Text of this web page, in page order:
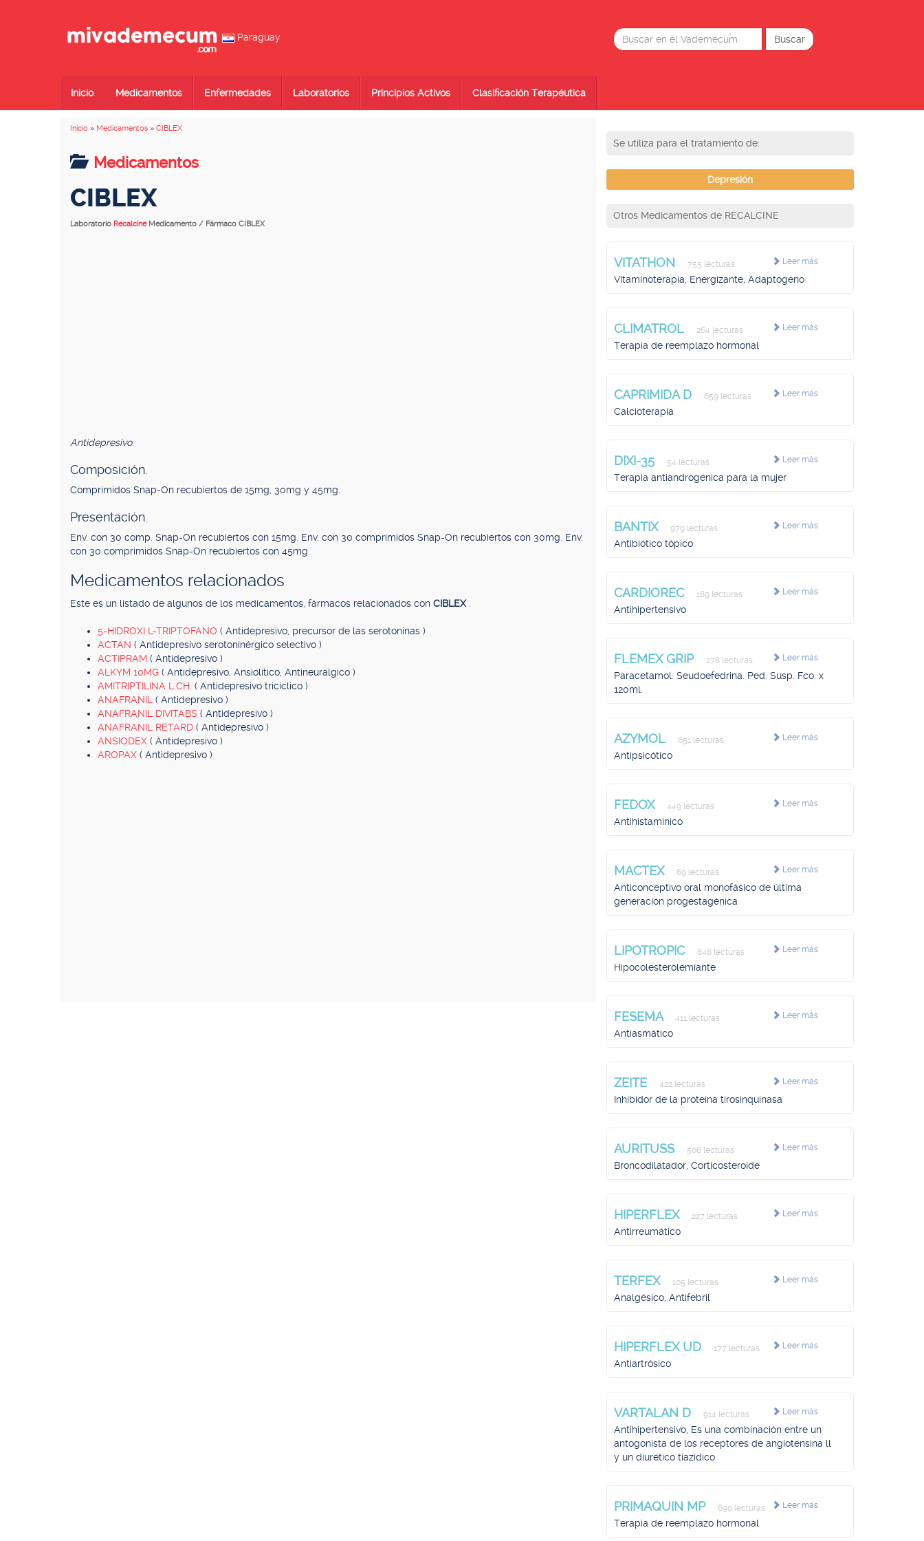
Paraguay
Inicio Medicamentos Enfermedades Laboratorios Principios Activos Clasificación Terapéutica
Inicio » Medicamentos » CIBLEX
Medicamentos
CIBLEX
Laboratorio Recalcine Medicamento / Fármaco CIBLEX
Antidepresivo.
Composición.
Comprimidos Snap-On recubiertos de 15mg, 30mg y 45mg.
Presentación.
Env. con 30 comp. Snap-On recubiertos con 15mg. Env. con 30 comprimidos Snap-On recubiertos con 30mg. Env.
con 30 comprimidos Snap-On recubiertos con 45mg.
Medicamentos relacionados
Este es un listado de algunos de los medicamentos, fármacos relacionados con CIBLEX
5-HIDROXI L-TRIPTOFANO ( Antidepresivo, precursor de las serotoninas )
ACTAN ( Antidepresivo serotoninérgico selectivo )
ACTIPRAM ( Antidepresivo )
ALKYM 10MG ( Antidepresivo, Ansiolítico, Antineurálgico )
AMITRIPTILINA L.CH. ( Antidepresivo tricíclico )
ANAFRANIL ( Antidepresivo )
ANAFRANIL DIVITABS ( Antidepresivo )
ANAFRANIL RETARD ( Antidepresivo )
ANSIODEX ( Antidepresivo )
AROPAX ( Antidepresivo )
Se utiliza para el tratamiento de:
Depresión
Otros Medicamentos de RECALCINE
Leer más
VITATHON 755 lecturas
Vitaminoterapia, Energizante, Adaptogeno
Leer más
CLIMATROL 264 lecturas
Terapia de reemplazo hormonal
Leer más
CAPRIMIDA D 659 lecturas
Calcioterapia
Leer más
DIXI-35 54 lecturas
Terapia antiandrogénica para la mujer
Leer más
BANTIX 979 lecturas
Antibiótico tópico
Leer más
CARDIOREC 189 lecturas
Antihipertensivo
Leer más
FLEMEX GRIP 278 lecturas
Paracetamol. Seudoefedrina. Ped. Susp. Fco. x
120ml.
Leer más
AZYMOL 651 lecturas
Antipsicótico
Leer más
FEDOX 449 lecturas
Antihistamínico
Leer más
MACTEX 69 lecturas
Anticonceptivo oral monofásico de última
generación progestagénica
Leer más
LIPOTROPIC 848 lecturas
Hipocolesterolemiante
Leer más
FESEMA 411 lecturas
Antiasmático
Leer más
ZEITE 422 lecturas
Inhibidor de la proteína tirosinquinasa
Leer más
AURITUSS 506 lecturas
Broncodilatador, Corticosteroide
Leer más
HIPERFLEX 227 lecturas
Antirreumático
Leer más
TERFEX 105 lecturas
Analgésico, Antifebril
Leer más
HIPERFLEX UD 177 lecturas
Antiartrósico
Leer más
VARTALAN D 914 lecturas
Antihipertensivo, Es una combinación entre un
antogonista de los receptores de angiotensina ll
y un diurético tiazídico
Leer más
PRIMAQUIN MP 690 lecturas
Terapia de reemplazo hormonal